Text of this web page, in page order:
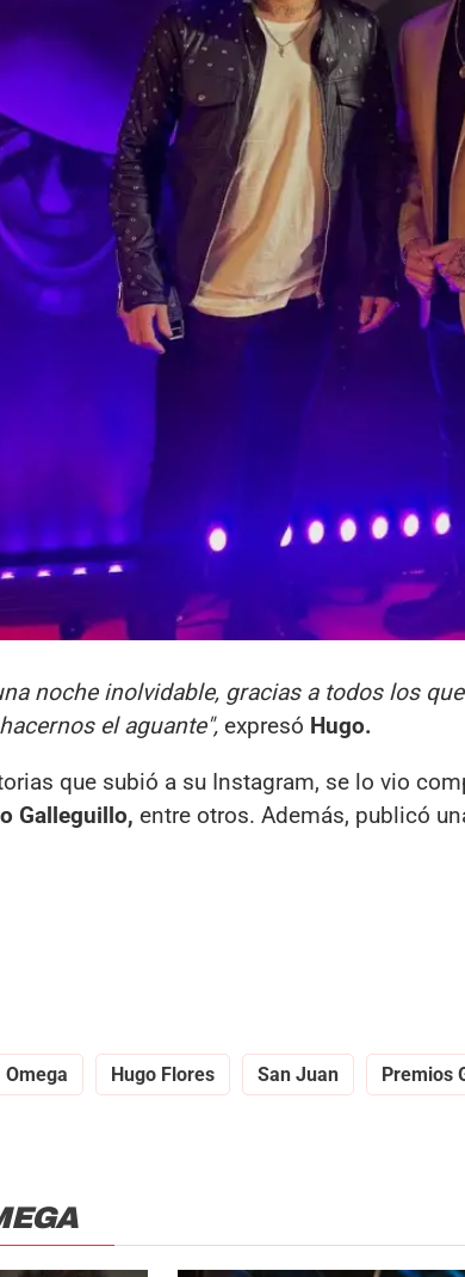
noche inolvidable, gracias a todos los
el aguante", expresó Hugo.
que subió a su Instagram, se lo vio
Galleguillo, entre otros. Además, publicó
Omega Hugo Flores San Juan Premios